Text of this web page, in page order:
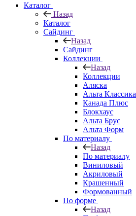
Каталог
Назад
Каталог
Сайдинг
Назад
Сайдинг
Коллекции
Назад
Коллекции
Аляска
Альта Классика
Канада Плюс
Блокхаус
Альта Брус
Альта Форм
По материалу
Назад
По материалу
Виниловый
Акриловый
Крашенный
Формованный
По форме
Назад